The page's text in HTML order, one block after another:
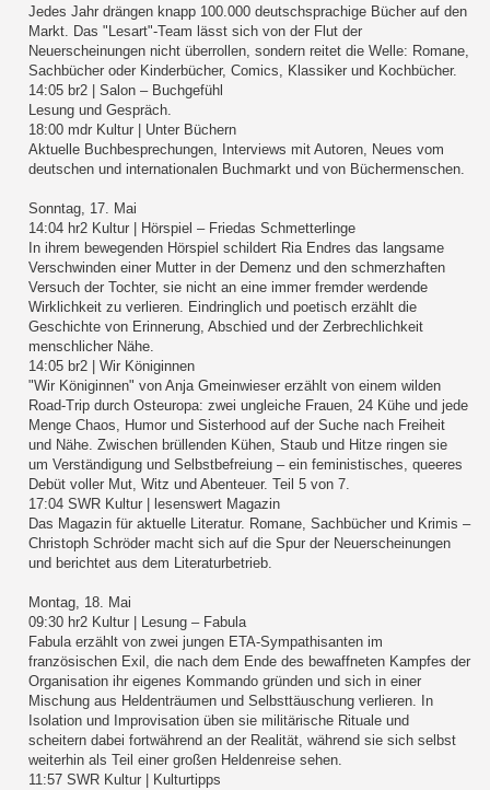
Jedes Jahr drängen knapp 100.000 deutschsprachige Bücher auf den
Markt. Das "Lesart"-Team lässt sich von der Flut der
Neuerscheinungen nicht überrollen, sondern reitet die Welle: Romane,
Sachbücher oder Kinderbücher, Comics, Klassiker und Kochbücher.
14:05 br2 | Salon – Buchgefühl
Lesung und Gespräch.
18:00 mdr Kultur | Unter Büchern
Aktuelle Buchbesprechungen, Interviews mit Autoren, Neues vom
deutschen und internationalen Buchmarkt und von Büchermenschen.
Sonntag, 17. Mai
14:04 hr2 Kultur | Hörspiel – Friedas Schmetterlinge
In ihrem bewegenden Hörspiel schildert Ria Endres das langsame
Verschwinden einer Mutter in der Demenz und den schmerzhaften
Versuch der Tochter, sie nicht an eine immer fremder werdende
Wirklichkeit zu verlieren. Eindringlich und poetisch erzählt die
Geschichte von Erinnerung, Abschied und der Zerbrechlichkeit
menschlicher Nähe.
14:05 br2 | Wir Königinnen
"Wir Königinnen" von Anja Gmeinwieser erzählt von einem wilden
Road-Trip durch Osteuropa: zwei ungleiche Frauen, 24 Kühe und jede
Menge Chaos, Humor und Sisterhood auf der Suche nach Freiheit
und Nähe. Zwischen brüllenden Kühen, Staub und Hitze ringen sie
um Verständigung und Selbstbefreiung – ein feministisches, queeres
Debüt voller Mut, Witz und Abenteuer. Teil 5 von 7.
17:04 SWR Kultur | lesenswert Magazin
Das Magazin für aktuelle Literatur. Romane, Sachbücher und Krimis –
Christoph Schröder macht sich auf die Spur der Neuerscheinungen
und berichtet aus dem Literaturbetrieb.
Montag, 18. Mai
09:30 hr2 Kultur | Lesung – Fabula
Fabula erzählt von zwei jungen ETA-Sympathisanten im
französischen Exil, die nach dem Ende des bewaffneten Kampfes der
Organisation ihr eigenes Kommando gründen und sich in einer
Mischung aus Heldenträumen und Selbsttäuschung verlieren. In
Isolation und Improvisation üben sie militärische Rituale und
scheitern dabei fortwährend an der Realität, während sie sich selbst
weiterhin als Teil einer großen Heldenreise sehen.
11:57 SWR Kultur | Kulturtipps